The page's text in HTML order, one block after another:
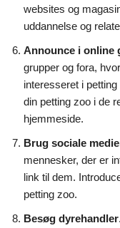
websites og
uddannelse og
Announce i online
grupper og fora,
interesseret i
din petting zoo i de
hjemmeside.
Brug sociale
mennesker, der er
link til dem.
petting zoo.
Besøg dyrehandler